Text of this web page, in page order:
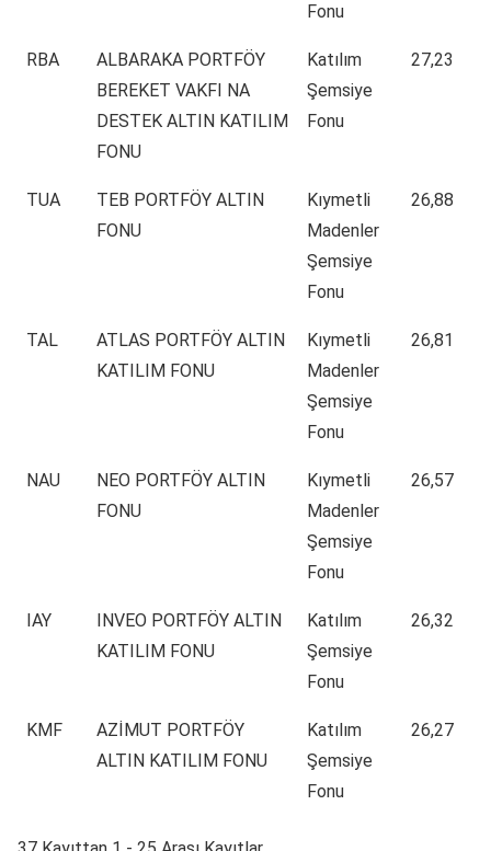
Fonu
RBA
ALBARAKA PORTFÖY
BEREKET VAKFI NA
DESTEK ALTIN KATILIM
FONU
Katılım
Şemsiye
Fonu
27,23
TUA
TEB PORTFÖY ALTIN
FONU
Kıymetli
Madenler
Şemsiye
Fonu
26,88
TAL
ATLAS PORTFÖY ALTIN
KATILIM FONU
Kıymetli
Madenler
Şemsiye
Fonu
26,81
NAU
NEO PORTFÖY ALTIN
FONU
Kıymetli
Madenler
Şemsiye
Fonu
26,57
IAY
INVEO PORTFÖY ALTIN
KATILIM FONU
Katılım
Şemsiye
Fonu
26,32
KMF
AZİMUT PORTFÖY
ALTIN KATILIM FONU
Katılım
Şemsiye
Fonu
26,27